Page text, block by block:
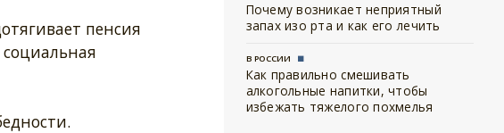
пенсия
Почему возникает неприятный
запах изо рта и как его лечить
В РОССИИ
Как правильно смешивать
алкогольные напитки, чтобы
избежать тяжелого похмелья